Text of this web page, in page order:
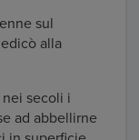
sul
alla
secoli i
ad abbellirne